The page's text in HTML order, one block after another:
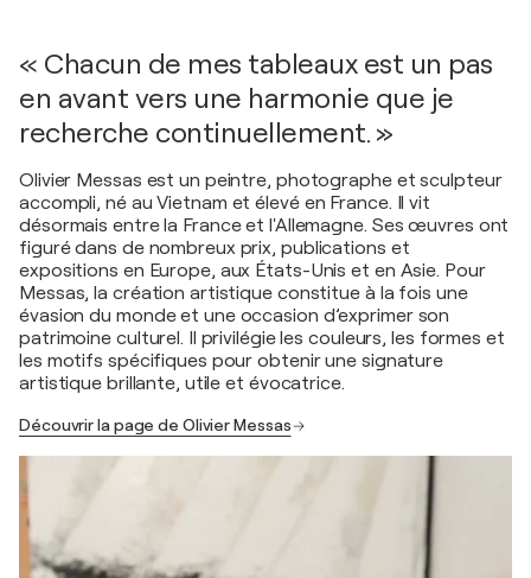
« Chacun de mes tableaux est un pas
en avant vers une harmonie que je
recherche continuellement. »
Olivier Messas est un peintre, photographe et sculpteur
accompli, né au Vietnam et élevé en France. Il vit
désormais entre la France et l'Allemagne. Ses œuvres ont
figuré dans de nombreux prix, publications et
expositions en Europe, aux États-Unis et en Asie. Pour
Messas, la création artistique constitue à la fois une
évasion du monde et une occasion d’exprimer son
patrimoine culturel. Il privilégie les couleurs, les formes et
les motifs spécifiques pour obtenir une signature
artistique brillante, utile et évocatrice.
Découvrir la page de Olivier Messas